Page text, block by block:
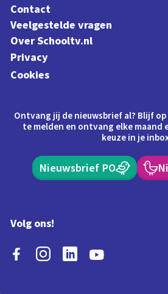
Contact
Veelgestelde vragen
Over Schooltv.nl
Privacy
Cookies
Ontvang jij de nieuwsbrief al? Blijf
te melden en ontvang elke maand
keuze in je
Nieuwsbrief PO
Volg ons!